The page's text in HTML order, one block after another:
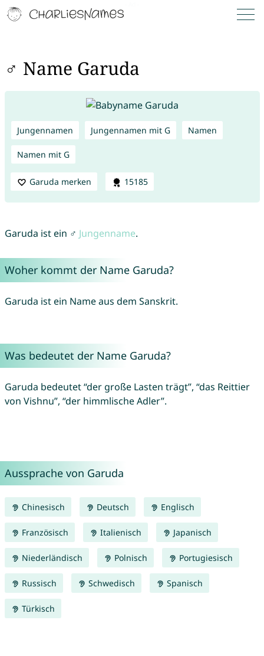
♂ Name Garuda
Jungennamen Jungennamen mit G Namen
Namen mit G
Garuda merken 15185
Garuda ist ein ♂ Jungenname.
Woher kommt der Name Garuda?
Garuda ist ein Name aus dem Sanskrit.
Was bedeutet der Name Garuda?
Garuda bedeutet “der große Lasten trägt”, “das Reittier
von Vishnu”, “der himmlische Adler”.
Aussprache von Garuda
Chinesisch Deutsch Englisch
Französisch Italienisch Japanisch
Niederländisch Polnisch Portugiesisch
Russisch Schwedisch Spanisch
Türkisch